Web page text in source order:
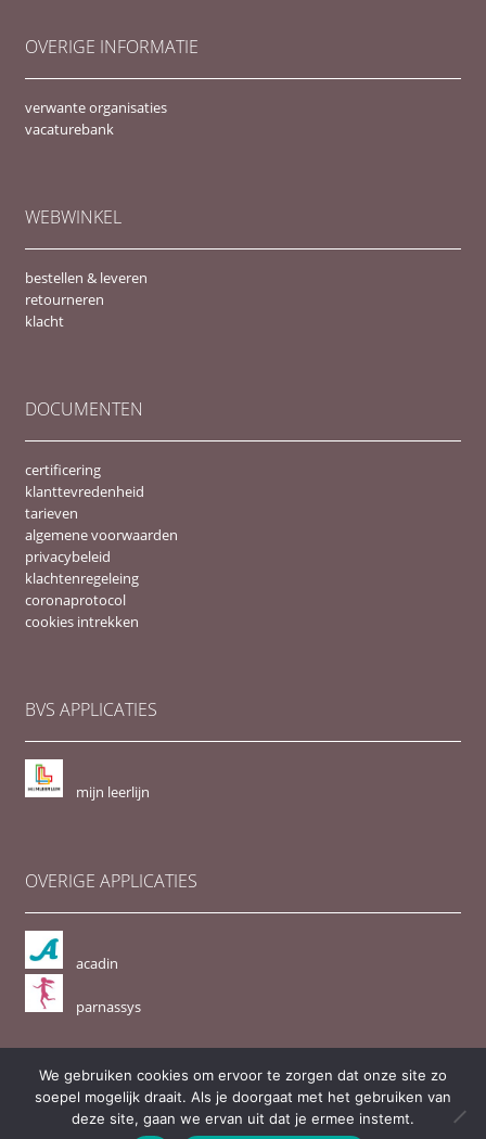
OVERIGE INFORMATIE
verwante organisaties
vacaturebank
WEBWINKEL
bestellen & leveren
retourneren
klacht
DOCUMENTEN
certificering
klanttevredenheid
tarieven
algemene voorwaarden
privacybeleid
klachtenregeleing
coronaprotocol
cookies intrekken
BVS APPLICATIES
mijn leerlijn
OVERIGE APPLICATIES
acadin
parnassys
© BVS - schooladvies voor vrijeschool onderwijs PO en VO 2026
Privacybeleid
Gebouwd met WooCommerce
We gebruiken cookies om ervoor te zorgen dat onze site zo
soepel mogelijk draait. Als je doorgaat met het gebruiken van
deze site, gaan we ervan uit dat je ermee instemt.